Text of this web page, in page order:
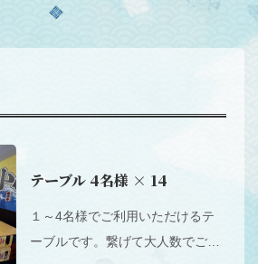
テーブル 4名様 × 14
１～4名様でご利用いただけるテ
ーブルです。繋げて大人数でご宴